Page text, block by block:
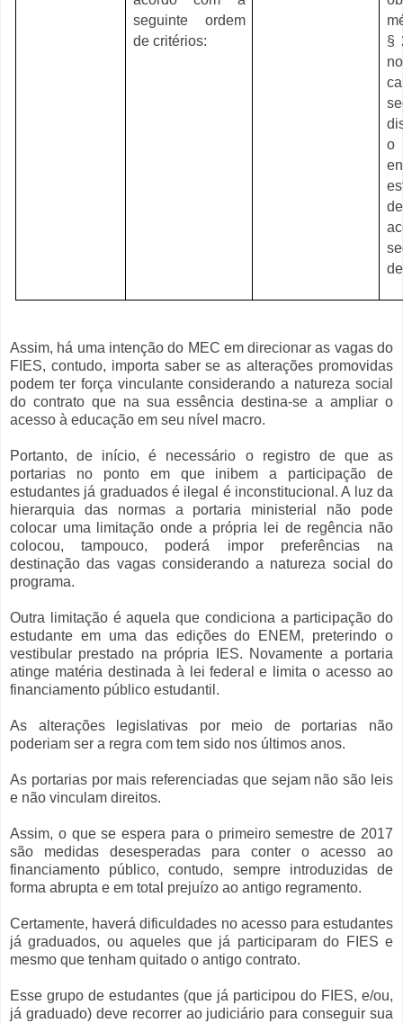
seguinte ordem
de critérios:
§
o
Assim, há uma intenção do MEC em direcionar as vagas do
FIES, contudo, importa saber se as alterações promovidas
podem ter força vinculante considerando a natureza social
do contrato que na sua essência destina-se a ampliar o
acesso à educação em seu nível macro.
Portanto, de início, é necessário o registro de que as
portarias no ponto em que inibem a participação de
estudantes já graduados é ilegal é inconstitucional. A luz da
hierarquia das normas a portaria ministerial não pode
colocar uma limitação onde a própria lei de regência não
colocou, tampouco, poderá impor preferências na
destinação das vagas considerando a natureza social do
programa.
Outra limitação é aquela que condiciona a participação do
estudante em uma das edições do ENEM, preterindo o
vestibular prestado na própria IES. Novamente a portaria
atinge matéria destinada à lei federal e limita o acesso ao
financiamento público estudantil.
As alterações legislativas por meio de portarias não
poderiam ser a regra com tem sido nos últimos anos.
As portarias por mais referenciadas que sejam não são leis
e não vinculam direitos.
Assim, o que se espera para o primeiro semestre de 2017
são medidas desesperadas para conter o acesso ao
financiamento público, contudo, sempre introduzidas de
forma abrupta e em total prejuízo ao antigo regramento.
Certamente, haverá dificuldades no acesso para estudantes
já graduados, ou aqueles que já participaram do FIES e
mesmo que tenham quitado o antigo contrato.
Esse grupo de estudantes (que já participou do FIES, e/ou,
já graduado) deve recorrer ao judiciário para conseguir sua